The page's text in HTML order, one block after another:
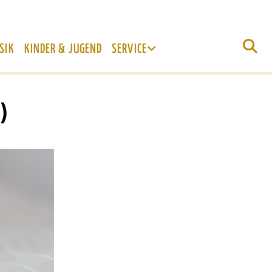
KINDER & JUGEND SERVICE